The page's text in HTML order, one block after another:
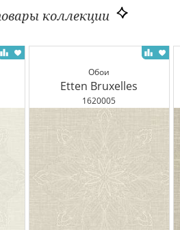
коллекции
Обои
Etten Bruxelles
1620005